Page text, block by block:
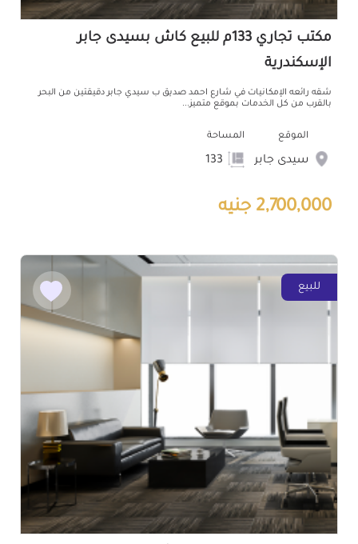
مكتب تجاري 133م للبيع كاش بسيدى جابر
الإسكندرية
شقه رائعه الإمكانيات في شارع احمد صديق ب سيدي جابر دقيقتين من البحر
بالقرب من كل الخدمات بموقع متميز...
الموقع
سيدى جابر
المساحة
2,700,000 جنيه
للبيع